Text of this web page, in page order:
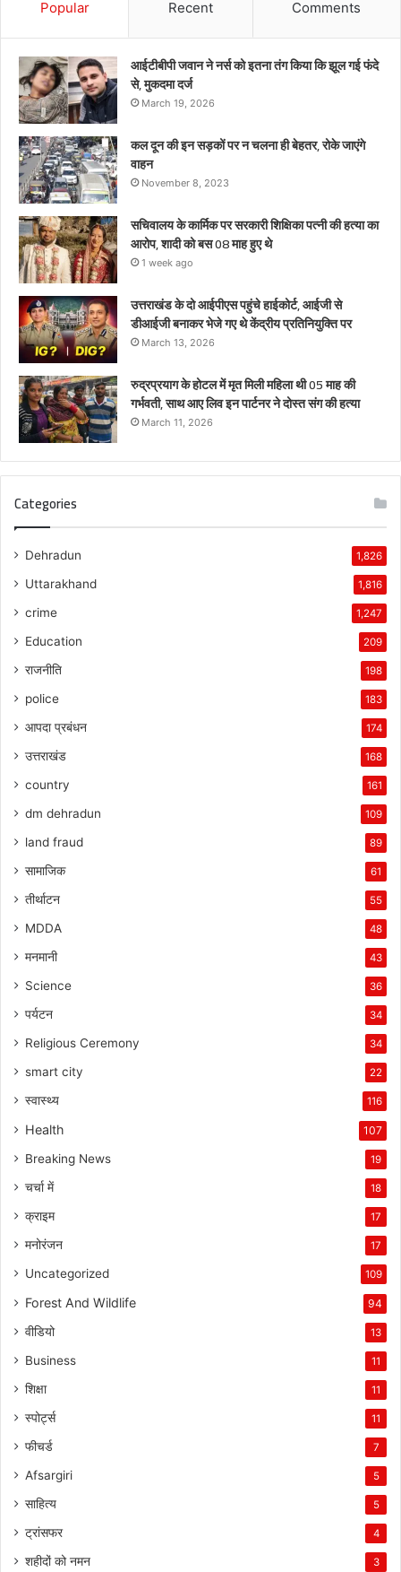
08
Popular Recent Comments
आईटीबीपी जवान ने नर्स को इतना तंग किया कि झूल गई फंदे
से, मुकदमा दर्ज
March 19, 2026
कल दून की इन सड़कों पर न चलना ही बेहतर, रोके जाएंगे
वाहन
November 8, 2023
सचिवालय के कार्मिक पर सरकारी शिक्षिका पत्नी की हत्या का
आरोप, शादी को बस 08 माह हुए थे
1 week ago
उत्तराखंड के दो आईपीएस पहुंचे हाईकोर्ट, आईजी से
डीआईजी बनाकर भेजे गए थे केंद्रीय प्रतिनियुक्ति पर
March 13, 2026
रुद्रप्रयाग के होटल में मृत मिली महिला थी 05 माह की
गर्भवती, साथ आए लिव इन पार्टनर ने दोस्त संग की हत्या
March 11, 2026
Categories
Dehradun 1,826
Uttarakhand 1,816
crime 1,247
Education 209
राजनीति 198
police 183
आपदा प्रबंधन 174
उत्तराखंड 168
country 161
dm dehradun 109
land fraud 89
सामाजिक 61
तीर्थाटन 55
MDDA 48
मनमानी 43
Science 36
पर्यटन 34
Religious Ceremony 34
smart city 22
स्वास्थ्य 116
Health 107
Breaking News 19
चर्चा में 18
क्राइम 17
मनोरंजन 17
Uncategorized 109
Forest And Wildlife 94
वीडियो 13
Business 11
शिक्षा 11
स्पोर्ट्स 11
फीचर्ड 7
Afsargiri 5
साहित्य 5
ट्रांसफर 4
शहीदों को नमन 3